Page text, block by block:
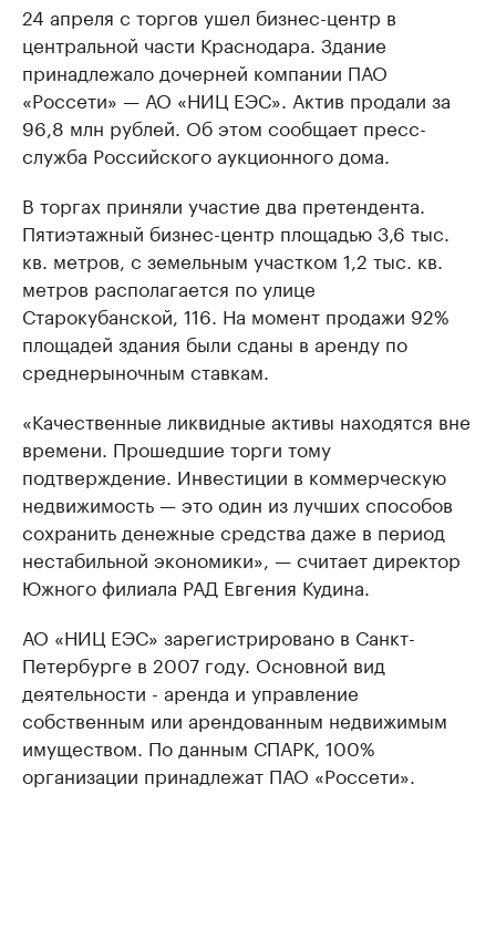
24 апреля с торгов ушел бизнес-центр в
центральной части Краснодара. Здание
принадлежало дочерней компании ПАО
«Россети» — АО «НИЦ ЕЭС». Актив продали за
96,8 млн рублей. Об этом сообщает пресс-
служба Российского аукционного дома.
В торгах приняли участие два претендента.
Пятиэтажный бизнес-центр площадью 3,6 тыс.
кв. метров, с земельным участком 1,2 тыс. кв.
метров располагается по улице
Старокубанской, 116. На момент продажи 92%
площадей здания были сданы в аренду по
среднерыночным ставкам.
«Качественные ликвидные активы находятся вне
времени. Прошедшие торги тому
подтверждение. Инвестиции в коммерческую
недвижимость — это один из лучших способов
сохранить денежные средства даже в период
нестабильной экономики», — считает директор
Южного филиала РАД Евгения Кудина.
АО «НИЦ ЕЭС» зарегистрировано в Санкт-
Петербурге в 2007 году. Основной вид
деятельности - аренда и управление
собственным или арендованным недвижимым
имуществом. По данным СПАРК, 100%
организации принадлежат ПАО «Россети».